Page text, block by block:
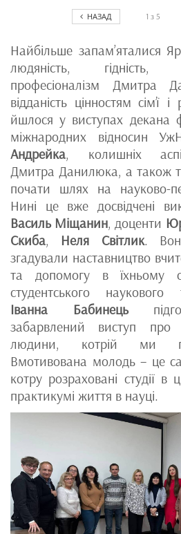
НАЗАД 1 з 5
Найбільше запам’яталися
людяність, гідність,
професіоналізм Дмитра
відданість цінностям
йшлося у виступах декана
міжнародних відносин
Андрейка, колишніх
Дмитра Данилюка, а також
почати шлях на науково-
Нині це вже досвідчені
Василь Міщанин, доценти
Скиба, Неля Світлик.
згадували наставництво
та допомогу в їхньому
студентського наукового
Іванна Бабинець
забарвлений виступ про
людини, котрій ми
Вмотивована молодь – це
котру розраховані студії в
практикумі життя в науці.